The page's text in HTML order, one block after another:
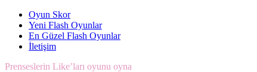
Oyun Skor
Yeni Flash Oyunlar
En Güzel Flash Oyunlar
İletişim
Prenseslerin Like’ları oyunu oyna